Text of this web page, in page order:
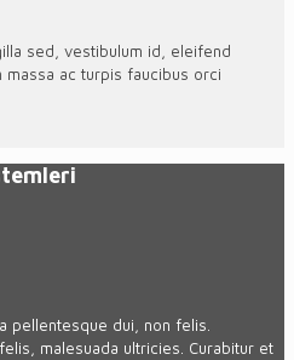
sed, vestibulum id, eleifend
ac turpis faucibus orci
pellentesque dui, non felis.
malesuada ultricies. Curabitur et